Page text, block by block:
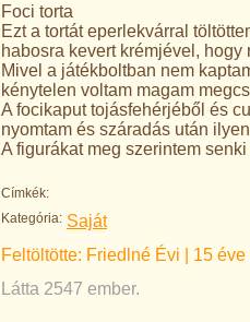
Foci torta
Ezt a tortát eperlekvárral
habosra kevert krémjével,
Mivel a játékboltban nem
kénytelen voltam magam
A focikaput tojásfehérjéből és
nyomtam és száradás után
A figurákat meg szerintem
Címkék:
Kategória: Saját
Feltöltötte: Friedlné Évi | 15 éve
Látta 2547 ember.